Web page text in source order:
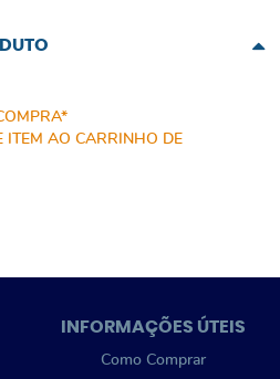
ITEM AO CARRINHO DE
INFORMAÇÕES ÚTEIS
Como Comprar